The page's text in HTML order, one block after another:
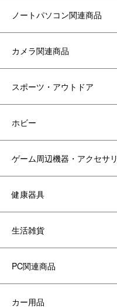
ノートパソコン関連商品
カメラ関連商品
スポーツ・アウトドア
ホビー
ゲーム周辺機器・アクセサリ
健康器具
生活雑貨
PC関連商品
カー用品